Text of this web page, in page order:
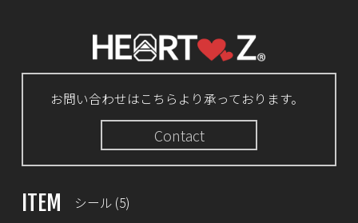
お問い合わせはこちらより承っております。
Contact
ITEM シール (5)